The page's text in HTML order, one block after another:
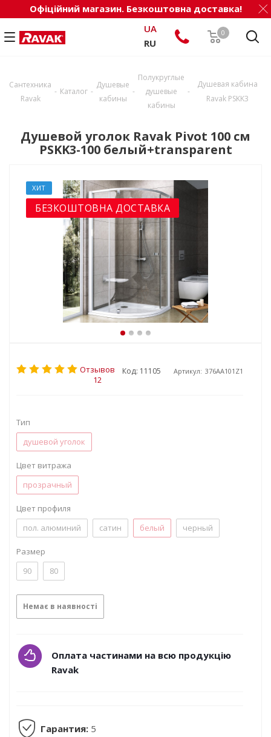
Офіційний магазин. Безкоштовна доставка!
0
UA
RU
Сантехника
Ravak
- Каталог -
Душевые
кабины
-
Полукруглые
душевые
кабины
-
Душевая кабина
Ravak PSKK3
Душевой уголок Ravak Pivot 100 см
PSKK3-100 белый+transparent
ХИТ
БЕЗКОШТОВНА ДОСТАВКА
Отзывов
12
Код: 11105 Артикул: 376AA101Z1
Тип
душевой уголок
Цвет витража
прозрачный
Цвет профиля
пол. алюминий
сатин белый черный
Размер
90
80
Немає в наявності
Оплата частинами на всю продукцію
Ravak
Гарантия: 5